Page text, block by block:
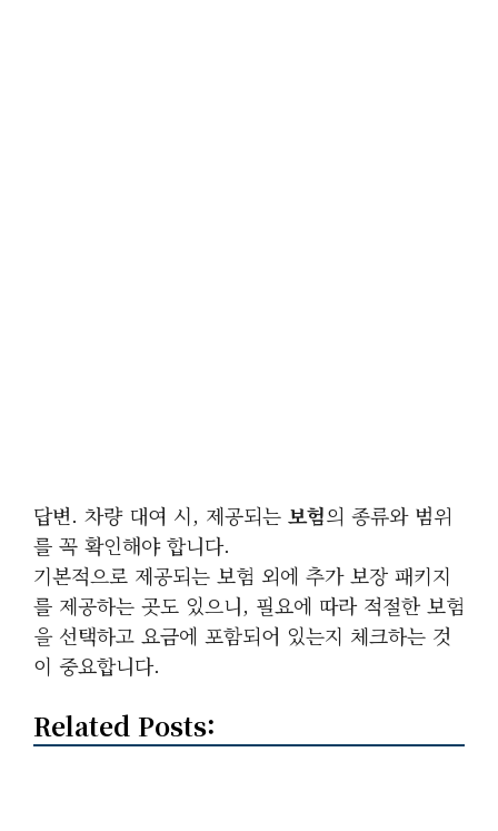
답변. 차량 대여 시, 제공되는 보험의 종류와 범위
를 꼭 확인해야 합니다.
기본적으로 제공되는 보험 외에 추가 보장 패키지
를 제공하는 곳도 있으니, 필요에 따라 적절한 보험
을 선택하고 요금에 포함되어 있는지 체크하는 것
이 중요합니다.
Related Posts: